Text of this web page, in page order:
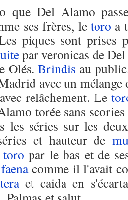
que Del Alamo
ses frères, le toro a
piques sont prises
par veronicas de
Olés. Brindis au
avec un mélange
relâchement. Le
torée sans
les séries sur les
et hauteur de
toro par le bas et de
faenacomme il l'avait
et caida en